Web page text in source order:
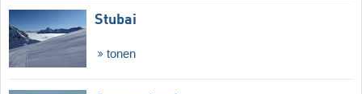
Stubai
tonen